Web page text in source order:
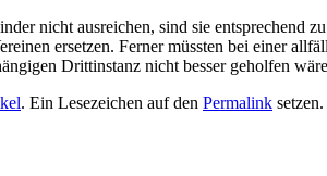
nicht ausreichen, sind sie entsprechend
ersetzen. Ferner müssten bei einer
Drittinstanz nicht besser geholfen
. Ein Lesezeichen auf den Permalink setzen.